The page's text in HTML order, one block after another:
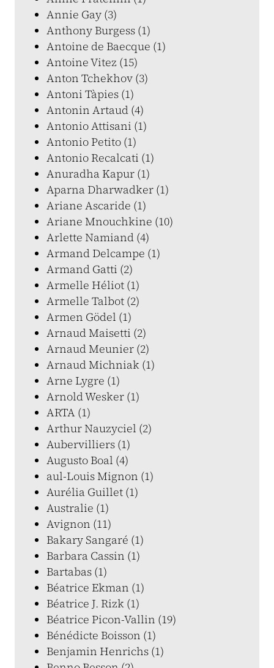
Annie Gay (3)
Anthony Burgess (1)
Antoine de Baecque (1)
Antoine Vitez (15)
Anton Tchekhov (3)
Antoni Tàpies (1)
Antonin Artaud (4)
Antonio Attisani (1)
Antonio Petito (1)
Antonio Recalcati (1)
Anuradha Kapur (1)
Aparna Dharwadker (1)
Ariane Ascaride (1)
Ariane Mnouchkine (10)
Arlette Namiand (4)
Armand Delcampe (1)
Armand Gatti (2)
Armelle Héliot (1)
Armelle Talbot (2)
Armen Gödel (1)
Arnaud Maisetti (2)
Arnaud Meunier (2)
Arnaud Michniak (1)
Arne Lygre (1)
Arnold Wesker (1)
ARTA (1)
Arthur Nauzyciel (2)
Aubervilliers (1)
Augusto Boal (4)
aul-Louis Mignon (1)
Aurélia Guillet (1)
Australie (1)
Avignon (11)
Bakary Sangaré (1)
Barbara Cassin (1)
Bartabas (1)
Béatrice Ekman (1)
Béatrice J. Rizk (1)
Béatrice Picon-Vallin (19)
Bénédicte Boisson (1)
Benjamin Henrichs (1)